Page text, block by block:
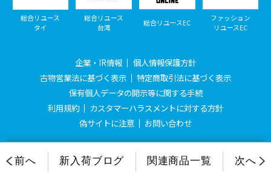
総合リユース
タイ
総合リユース
台湾
総合リユースEC
ファッション
リユースEC
企業・IR情報
個人情報保護方針
古物営業法に基づく表示
特定商取引法に基づく表示
保有個人データの開示等に関する手続
利用規約
カスタマーハラスメントに対する方針
偽サイトに注意
お問い合わせ
© Treasure Factory, All Rights Reserved.
前へ 新入荷ブログ 関連商品一覧 次へ